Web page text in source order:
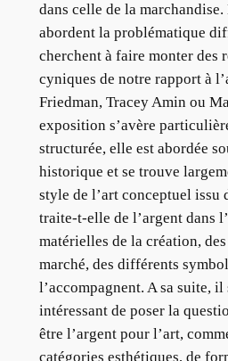
dans celle de la marchandise.
abordent la problématique
cherchent à faire monter des
cyniques de notre rapport à
Friedman, Tracey Amin ou
exposition s’avère
structurée, elle est abordée
historique et se trouve
style de l’art conceptuel issu
traite-t-elle de l’argent dans
matérielles de la création,
marché, des différents
l’accompagnent. A sa suite,
intéressant de poser la
être l’argent pour l’art,
catégories esthétiques, de